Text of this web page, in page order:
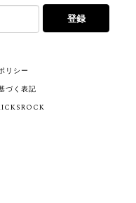
登録
リシー
づく表記